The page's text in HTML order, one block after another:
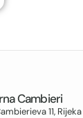
Cambieri
11, Rijeka